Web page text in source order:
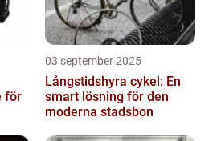
för
03 september 2025
Långstidshyra cykel: En
smart lösning för den
moderna stadsbon